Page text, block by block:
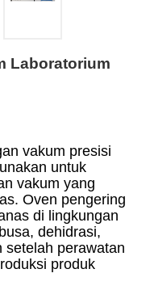
Laboratorium
vakum presisi
untuk
vakum yang
Oven pengering
di lingkungan
dehidrasi,
setelah perawatan
produk